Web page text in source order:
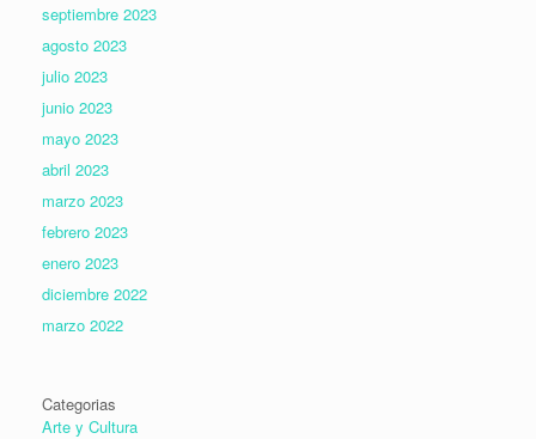
septiembre 2023
agosto 2023
julio 2023
junio 2023
mayo 2023
abril 2023
marzo 2023
febrero 2023
enero 2023
diciembre 2022
marzo 2022
Categorias
Arte y Cultura